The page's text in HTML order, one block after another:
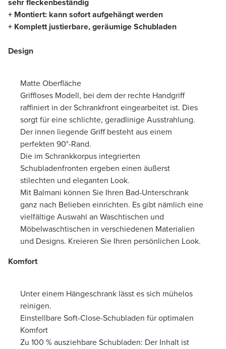
+ Montiert: kann sofort aufgehängt werden
+ Komplett justierbare, geräumige Schubladen
Design
Matte Oberfläche
Griffloses Modell, bei dem der rechte Handgriff
raffiniert in der Schrankfront eingearbeitet ist. Dies
sorgt für eine schlichte, geradlinige Ausstrahlung.
Der innen liegende Griff besteht aus einem
perfekten 90°-Rand.
Die im Schrankkorpus integrierten
Schubladenfronten ergeben einen äußerst
stilechten und eleganten Look.
Mit Balmani können Sie Ihren Bad-Unterschrank
ganz nach Belieben einrichten. Es gibt nämlich eine
vielfältige Auswahl an Waschtischen und
Möbelwaschtischen in verschiedenen Materialien
und Designs. Kreieren Sie Ihren persönlichen Look.
Komfort
Unter einem Hängeschrank lässt es sich mühelos
reinigen.
Einstellbare Soft-Close-Schubladen für optimalen
Komfort
Zu 100 % ausziehbare Schubladen: Der Inhalt ist